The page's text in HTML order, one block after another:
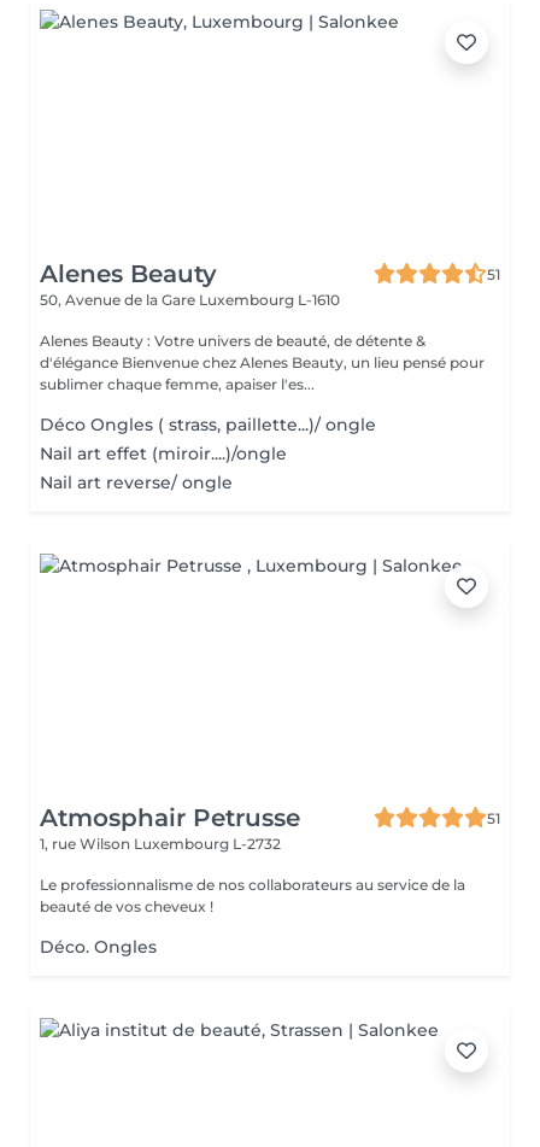
Alenes Beauty
51
50, Avenue de la Gare Luxembourg L-1610
Alenes Beauty : Votre univers de beauté, de détente &
d'élégance Bienvenue chez Alenes Beauty, un lieu pensé pour
sublimer chaque femme, apaiser l'es...
Déco Ongles ( strass, paillette...)/ ongle
Nail art effet (miroir....)/ongle
Nail art reverse/ ongle
Atmosphair Petrusse
51
1, rue Wilson Luxembourg L-2732
Le professionnalisme de nos collaborateurs au service de la
beauté de vos cheveux !
Déco. Ongles